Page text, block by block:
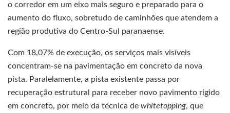
o corredor em um eixo mais seguro e preparado para o
aumento do fluxo, sobretudo de caminhões que atendem a
região produtiva do Centro-Sul paranaense.
Com 18,07% de execução, os serviços mais visíveis
concentram-se na pavimentação em concreto da nova
pista. Paralelamente, a pista existente passa por
recuperação estrutural para receber novo pavimento rígido
em concreto, por meio da técnica de whitetopping, que